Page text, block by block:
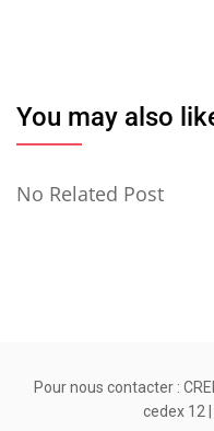
You may also
No Related Post
Pour nous contacter :
cedex 12 |